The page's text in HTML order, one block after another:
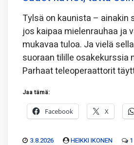
Tylsä on kaunista – ainakin
jos kaipaa mielenrauhaa ja
mukavaa tuloa. Ja vielä
suoraan tilille osakekurssia
Parhaat teleoperaattorit
Jaa tämä:
Facebook X
3.8.2026 HEIKKI IKONEN 1